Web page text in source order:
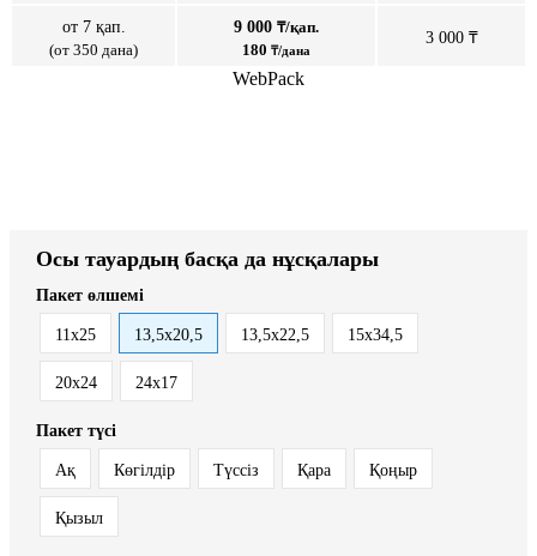
от 7 қап.
(от 350 дана)
9 000 ₸/қап.
180 ₸/дана
3 000 ₸
WebPack
Осы тауардың басқа да нұсқалары
Пакет өлшемі
11х25 13,5х20,5 13,5х22,5 15х34,5
20х24 24х17
Пакет түсі
Ақ Көгілдір Түссіз Қара Қоңыр
Қызыл